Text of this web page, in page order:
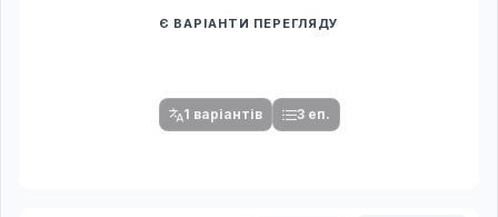
Є ВАРІАНТИ ПЕРЕГЛЯДУ
1 варіантів 3 еп.